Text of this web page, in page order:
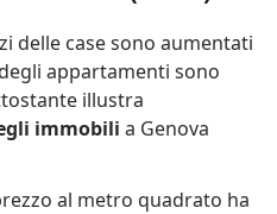
delle case sono aumentati
appartamenti sono
illustra
immobili a Genova
al metro quadrato ha